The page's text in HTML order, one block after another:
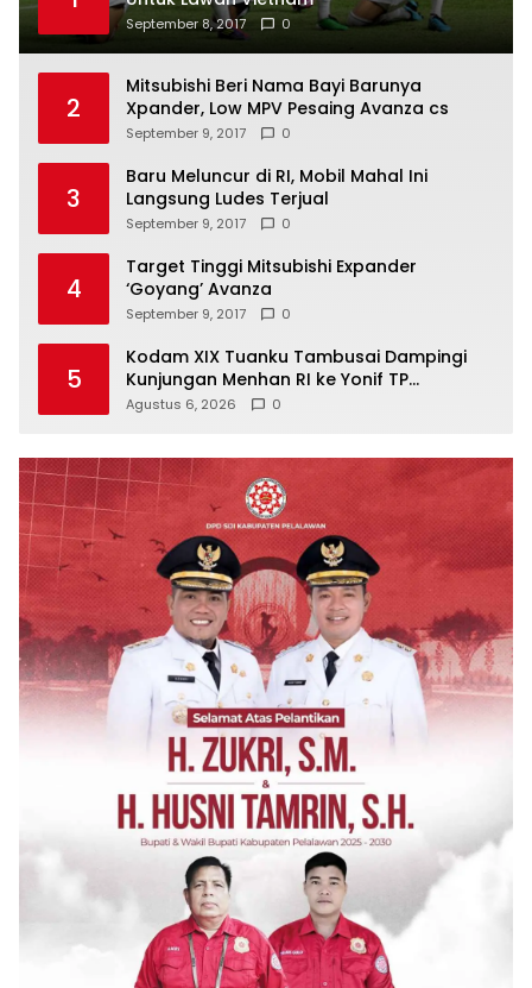
September 8, 2017 0
2
Mitsubishi Beri Nama Bayi Barunya
Xpander, Low MPV Pesaing Avanza cs
September 9, 2017 0
3
Baru Meluncur di RI, Mobil Mahal Ini
Langsung Ludes Terjual
September 9, 2017 0
4
Target Tinggi Mitsubishi Expander
‘Goyang’ Avanza
September 9, 2017 0
5
Kodam XIX Tuanku Tambusai Dampingi
Kunjungan Menhan RI ke Yonif TP
952/Imam Bulqin, Perkuat Pembangunan
Agustus 6, 2026 0